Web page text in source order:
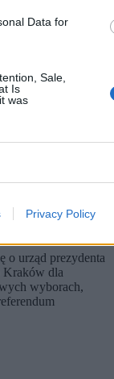
Data for
Sale,
Is
was
Privacy Policy
o urząd prezydenta
Kraków dla
wyborach,